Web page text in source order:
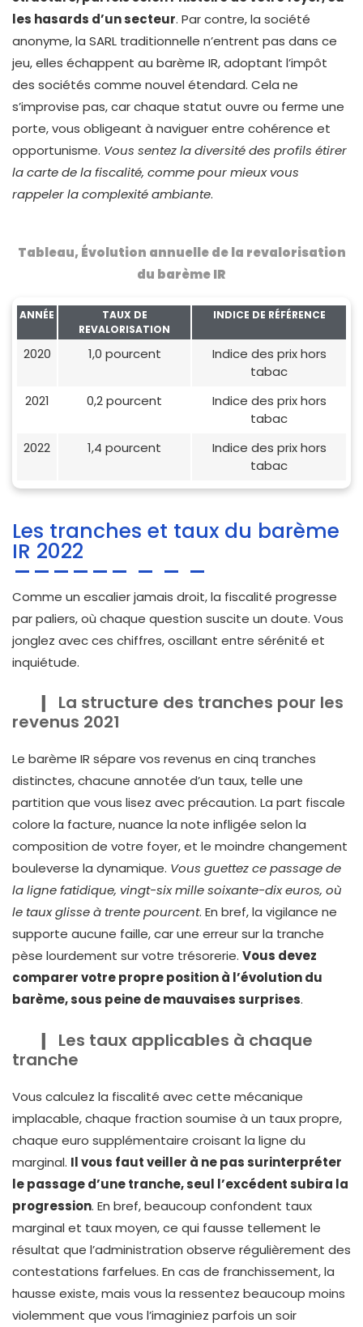
les hasards d’un secteur. Par contre, la société
anonyme, la SARL traditionnelle n’entrent pas dans ce
jeu, elles échappent au barème IR, adoptant l’impôt
des sociétés comme nouvel étendard. Cela ne
s’improvise pas, car chaque statut ouvre ou ferme une
porte, vous obligeant à naviguer entre cohérence et
opportunisme. Vous sentez la diversité des profils étirer
la carte de la fiscalité, comme pour mieux vous
rappeler la complexité ambiante.
Tableau, Évolution annuelle de la revalorisation
du barème IR
ANNÉE
TAUX DE
REVALORISATION
INDICE DE RÉFÉRENCE
2020 1,0 pourcent
Indice des prix hors
tabac
2021
0,2 pourcent
Indice des prix hors
tabac
2022
1,4 pourcent
Indice des prix hors
tabac
Les tranches et taux du barème
IR 2022
Comme un escalier jamais droit, la fiscalité progresse
par paliers, où chaque question suscite un doute. Vous
jonglez avec ces chiffres, oscillant entre sérénité et
inquiétude.
La structure des tranches pour les
revenus 2021
Le barème IR sépare vos revenus en cinq tranches
distinctes, chacune annotée d’un taux, telle une
partition que vous lisez avec précaution. La part fiscale
colore la facture, nuance la note infligée selon la
composition de votre foyer, et le moindre changement
bouleverse la dynamique. Vous guettez ce passage de
la ligne fatidique, vingt-six mille soixante-dix euros, où
le taux glisse à trente pourcent. En bref, la vigilance ne
supporte aucune faille, car une erreur sur la tranche
pèse lourdement sur votre trésorerie. Vous devez
comparer votre propre position à l’évolution du
barème, sous peine de mauvaises surprises.
Les taux applicables à chaque
tranche
Vous calculez la fiscalité avec cette mécanique
implacable, chaque fraction soumise à un taux propre,
chaque euro supplémentaire croisant la ligne du
marginal. Il vous faut veiller à ne pas surinterpréter
le passage d’une tranche, seul l’excédent subira la
progression. En bref, beaucoup confondent taux
marginal et taux moyen, ce qui fausse tellement le
résultat que l’administration observe régulièrement des
contestations farfelues. En cas de franchissement, la
hausse existe, mais vous la ressentez beaucoup moins
violemment que vous l’imaginiez parfois un soir